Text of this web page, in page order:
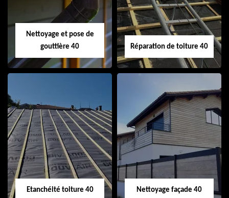
Nettoyage et pose de
gouttière 40
Nettoyage et pose
de gouttière 40
Réparation de toiture 40
Réparation de
toiture 40
Etanchéité toiture 40 Nettoyage façade 40